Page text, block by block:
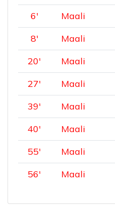
6' Maali
8' Maali
20' Maali
27' Maali
39' Maali
40' Maali
55' Maali
56' Maali